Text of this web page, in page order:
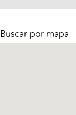
Buscar por mapa